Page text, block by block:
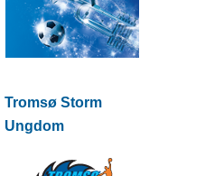
Tromsø Storm
Ungdom